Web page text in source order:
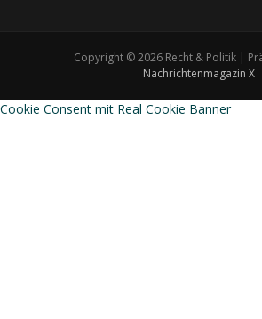
Copyright © 2026 Recht & Politik |
Nachrichtenmagazin X
Cookie Consent mit Real Cookie Banner